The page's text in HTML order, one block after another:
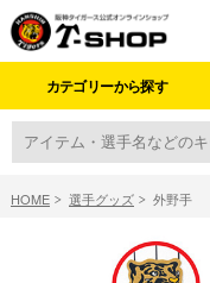
カテゴリーから探す
HOME 選手グッズ 外野手